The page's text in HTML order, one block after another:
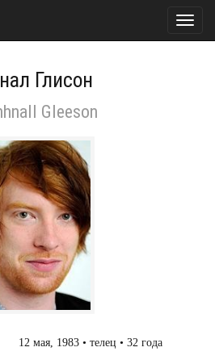
Глисон
Gleeson
12 мая, 1983 • телец • 32 года